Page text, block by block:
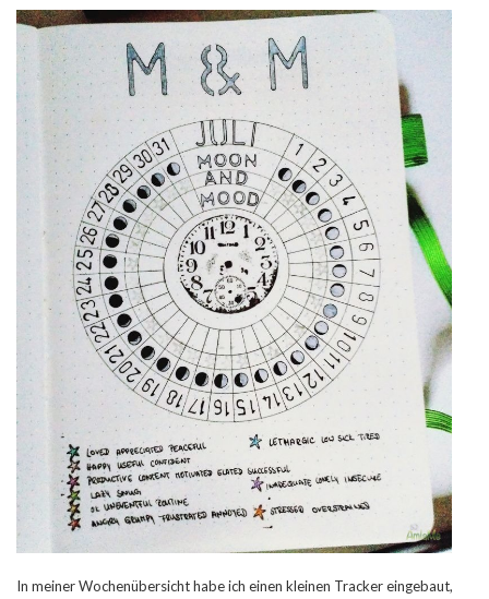
In meiner Wochenübersicht habe ich einen kleinen Tracker eingebaut,